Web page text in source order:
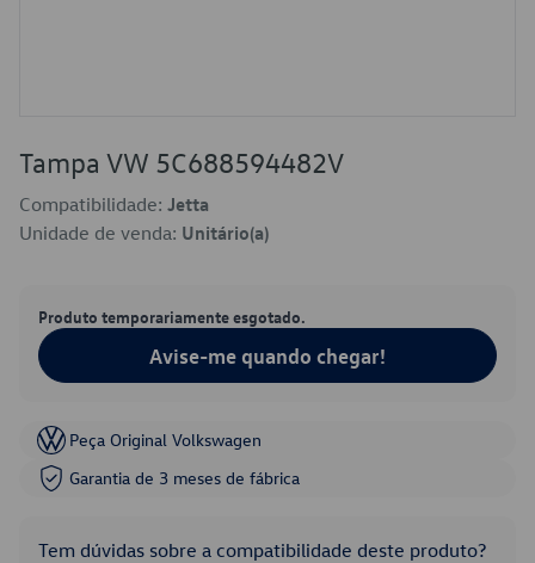
Tampa VW 5C688594482V
Compatibilidade: Jetta
Unidade de venda: Unitário(a)
Produto temporariamente esgotado.
Avise-me quando chegar!
Peça Original Volkswagen
Garantia de 3 meses de fábrica
Tem dúvidas sobre a compatibilidade deste produto?